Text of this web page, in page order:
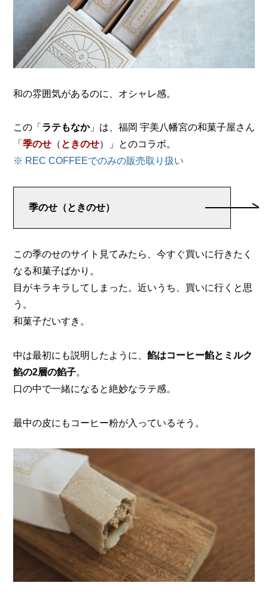
和の雰囲気があるのに、オシャレ感。
この「 ラテもなか」は、福岡 宇美八幡宮の和菓子屋さん
「 季のせ （ ときのせ）」とのコラボ。
※ REC COFFEEでのみの販売取り扱い
季のせ（ときのせ）
この季のせのサイト見てみたら、今すぐ買いに行きたく
なる和菓子ばかり。
目がキラキラしてしまった。近いうち、買いに行くと思
う。
和菓子だいすき。
中は最初にも説明したように、 餡はコーヒー餡とミルク
餡の2層の餡子。
口の中で一緒になると絶妙なラテ感。
最中の皮にもコーヒー粉が入っているそう。